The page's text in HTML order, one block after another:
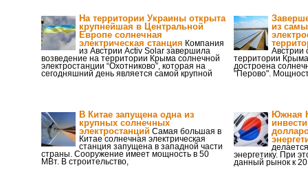
На территории Украины открыта
крупнейшая в Центральной
Европе солнечная
электрическая станция Компания
из Австрии Activ Solar завершила
возведение на территории Крыма солнечной
электростанции “Охотниково”, которая на
сегодняшний день является самой крупной
из
Австрии
территории
достроена
"Перово".
В Китае запущена одна из
крупных солнечных
электростанций Самая большая в
Китае солнечная электрическая
станция запущена в западной части
страны. Сооружение имеет мощность в 50
МВт. В строительство,
Южная
энергетику. При
данный рынок к